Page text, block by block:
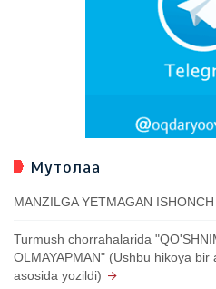
Мутолаа
MANZILGA YETMAGAN
Turmush chorrahalarida
OLMAYAPMAN" (Ushbu hikoya
asosida yozildi)